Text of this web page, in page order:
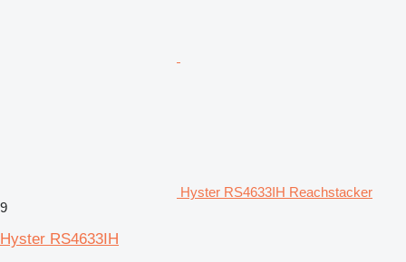
Hyster RS4633IH Reachstacker
9
Hyster RS4633IH